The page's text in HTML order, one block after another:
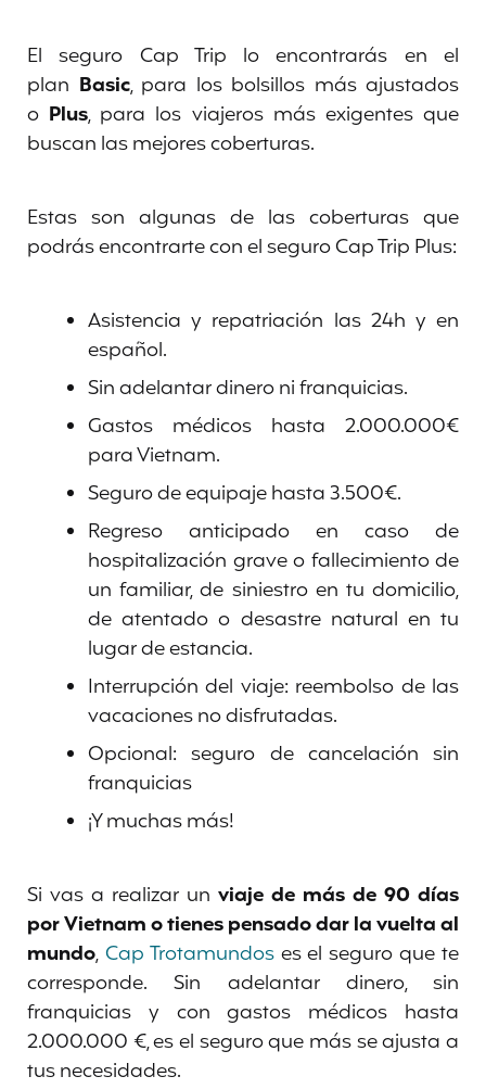
El seguro Cap Trip lo encontrarás en el
plan Basic, para los bolsillos más ajustados
o Plus, para los viajeros más exigentes que
buscan las mejores coberturas.
Estas son algunas de las coberturas que
podrás encontrarte con el seguro Cap Trip Plus:
Asistencia y repatriación las 24h y en
español.
Sin adelantar dinero ni franquicias.
Gastos médicos hasta 2.000.000€
para Vietnam.
Seguro de equipaje hasta 3.500€.
Regreso anticipado en caso de
hospitalización grave o fallecimiento de
un familiar, de siniestro en tu domicilio,
de atentado o desastre natural en tu
lugar de estancia.
Interrupción del viaje: reembolso de las
vacaciones no disfrutadas.
Opcional: seguro de cancelación sin
franquicias
¡Y muchas más!
Si vas a realizar un viaje de más de 90 días
por Vietnam o tienes pensado dar la vuelta al
mundo, Cap Trotamundoses el seguro que te
corresponde. Sin adelantar dinero, sin
franquicias y con gastos médicos hasta
2.000.000 €, es el seguro que más se ajusta a
tus necesidades.